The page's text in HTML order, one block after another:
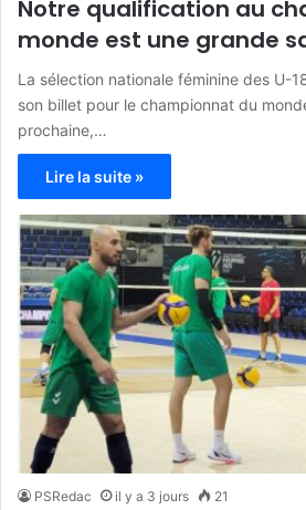
Notre qualification au
monde est une grande
La sélection nationale féminine des U-
son billet pour le championnat du
prochaine,…
Lire la suite »
PSRedac il y a 3 jours 21